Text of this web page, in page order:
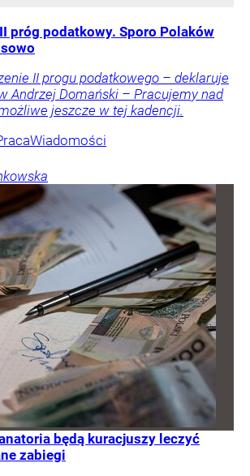
próg podatkowy. Sporo Polaków
II progu podatkowego – deklaruje
Andrzej Domański – Pracujemy nad
jeszcze w tej kadencji.
Wiadomości
będą kuracjuszy leczyć
zabiegi